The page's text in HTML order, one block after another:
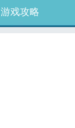
游戏攻略